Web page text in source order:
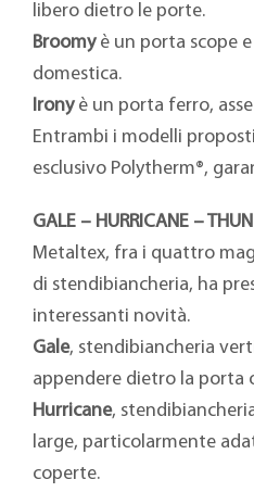
libero dietro le porte.
Broomyè un porta scope e
domestica.
Ironyè un porta ferro,
Entrambi i modelli
esclusivo Polytherm®,
GALE – HURRICANE –
Metaltex, fra i quattro
di stendibiancheria, ha
interessanti novità.
Gale, stendibiancheria
appendere dietro la porta
Hurricane,
large, particolarmente
coperte.